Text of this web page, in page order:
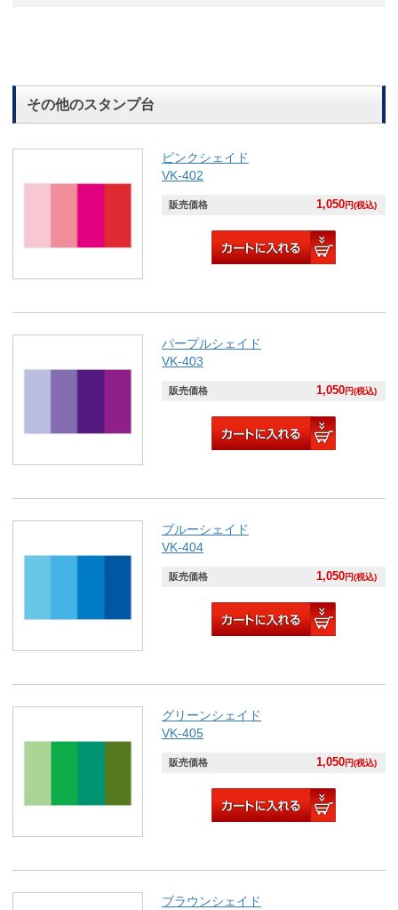
その他のスタンプ台
ピンクシェイド
VK-402
販売価格 1,050円(税込)
パープルシェイド
VK-403
販売価格 1,050円(税込)
ブルーシェイド
VK-404
販売価格 1,050円(税込)
グリーンシェイド
VK-405
販売価格 1,050円(税込)
ブラウンシェイド